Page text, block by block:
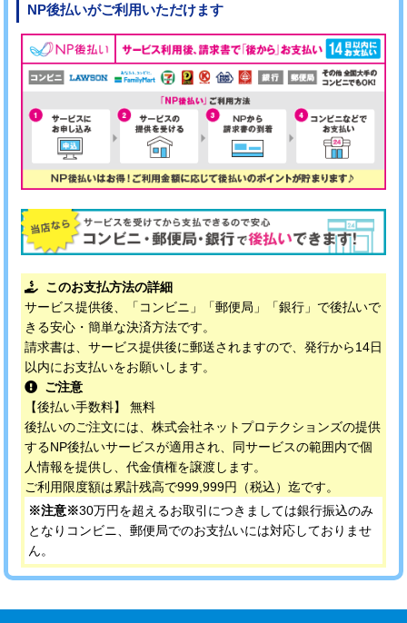
NP後払いがご利用いただけます
このお支払方法の詳細
サービス提供後、「コンビニ」「郵便局」「銀行」で後払いで
きる安心・簡単な決済方法です。
請求書は、サービス提供後に郵送されますので、発行から14日
以内にお支払いをお願いします。
ご注意
【後払い手数料】 無料
後払いのご注文には、株式会社ネットプロテクションズの提供
するNP後払いサービスが適用され、同サービスの範囲内で個
人情報を提供し、代金債権を譲渡します。
ご利用限度額は累計残高で999,999円（税込）迄です。
※注意※30万円を超えるお取引につきましては銀行振込のみ
となりコンビニ、郵便局でのお支払いには対応しておりませ
ん。